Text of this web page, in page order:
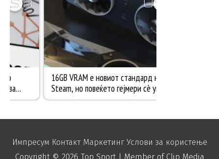
Импресум Контакт Маркетинг Услови за користење
Copyright © 2026 Top Sport| Member of Clip Media